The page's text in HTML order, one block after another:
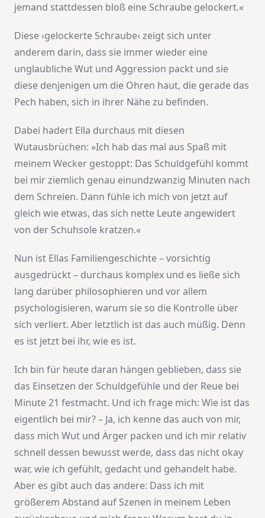
jemand stattdessen bloß eine Schraube gelockert.«
Diese ›gelockerte Schraube‹ zeigt sich unter
anderem darin, dass sie immer wieder eine
unglaubliche Wut und Aggression packt und sie
diese denjenigen um die Ohren haut, die gerade das
Pech haben, sich in ihrer Nähe zu befinden.
Dabei hadert Ella durchaus mit diesen
Wutausbrüchen: »Ich hab das mal aus Spaß mit
meinem Wecker gestoppt: Das Schuldgefühl kommt
bei mir ziemlich genau einundzwanzig Minuten nach
dem Schreien. Dann fühle ich mich von jetzt auf
gleich wie etwas, das sich nette Leute angewidert
von der Schuhsole kratzen.«
Nun ist Ellas Familiengeschichte – vorsichtig
ausgedrückt – durchaus komplex und es ließe sich
lang darüber philosophieren und vor allem
psychologisieren, warum sie so die Kontrolle über
sich verliert. Aber letztlich ist das auch müßig. Denn
es ist jetzt bei ihr, wie es ist.
Ich bin für heute daran hängen geblieben, dass sie
das Einsetzen der Schuldgefühle und der Reue bei
Minute 21 festmacht. Und ich frage mich: Wie ist das
eigentlich bei mir? – Ja, ich kenne das auch von mir,
dass mich Wut und Ärger packen und ich mir relativ
schnell dessen bewusst werde, dass das nicht okay
war, wie ich gefühlt, gedacht und gehandelt habe.
Aber es gibt auch das andere: Dass ich mit
größerem Abstand auf Szenen in meinem Leben